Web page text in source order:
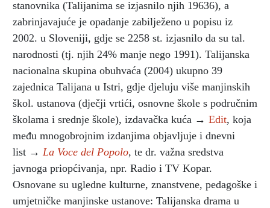
stanovnika (Talijanima se izjasnilo njih 19636), a
zabrinjavajuće je opadanje zabilježeno u popisu iz
2002. u Sloveniji, gdje se 2258 st. izjasnilo da su tal.
narodnosti (tj. njih 24% manje nego 1991). Talijanska
nacionalna skupina obuhvaća (2004) ukupno 39
zajednica Talijana u Istri, gdje djeluju više manjinskih
škol. ustanova (dječji vrtići, osnovne škole s područnim
školama i srednje škole), izdavačka kuća → Edit, koja
među mnogobrojnim izdanjima objavljuje i dnevni
list → La Voce del Popolo, te dr. važna sredstva
javnoga priopćivanja, npr. Radio i TV Kopar.
Osnovane su ugledne kulturne, znanstvene, pedagoške i
umjetničke manjinske ustanove: Talijanska drama u